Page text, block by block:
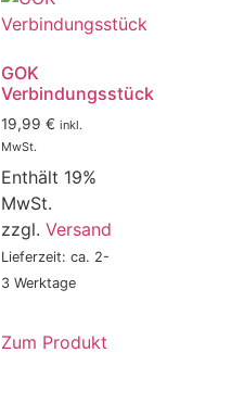
GOK
Verbindungsstück
19,99 € inkl.
MwSt.
Enthält 19%
MwSt.
zzgl. Versand
Lieferzeit: ca. 2-
3 Werktage
Zum Produkt